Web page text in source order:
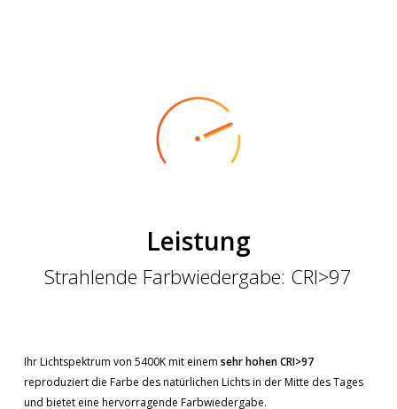
Leistung
Strahlende Farbwiedergabe: CRI>97
Ihr Lichtspektrum von 5400K mit einem sehr hohen CRI>97
reproduziert die Farbe des natürlichen Lichts in der Mitte des Tages
und bietet eine hervorragende Farbwiedergabe.